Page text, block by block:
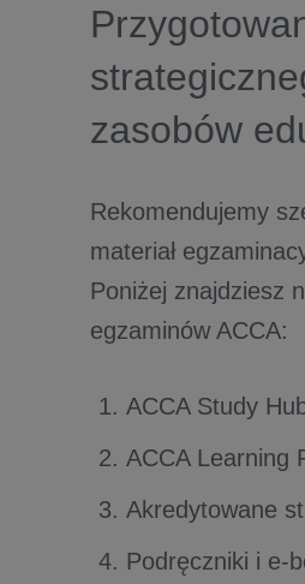
zasobów
Rekomendujemy
materiał
Poniżej znajdziesz
egzaminów ACCA:
ACCA Study
ACCA Learning
Akredytowane
Podręczniki i e-